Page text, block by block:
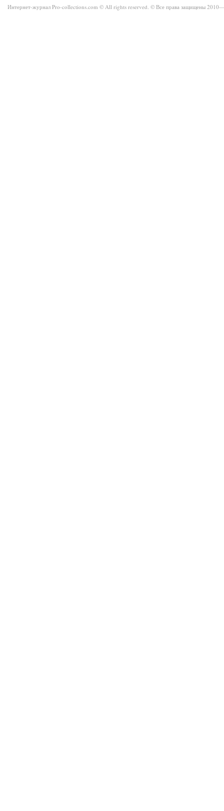
Интернет-журнал Pro-collections.com © All rights reserved. © Все права защищены